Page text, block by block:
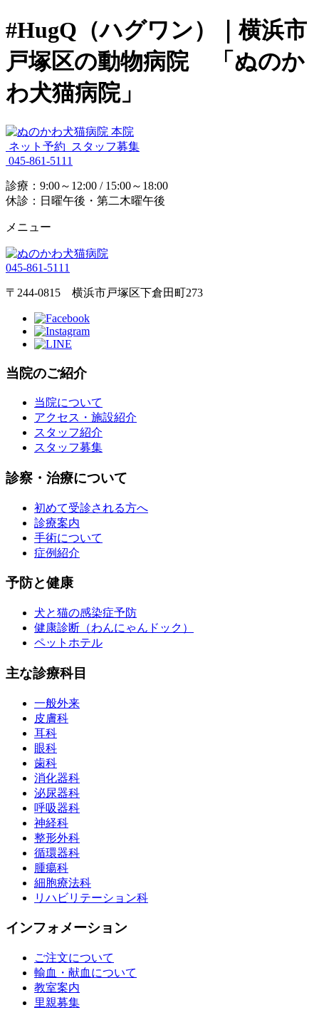
#HugQ（ハグワン）｜横浜市
戸塚区の動物病院 「ぬのか
わ犬猫病院」
ネット予約
スタッフ募集
045-861-5111
診療：9:00～12:00 / 15:00～18:00
休診：日曜午後・第二木曜午後
メニュー
045-861-5111
〒244-0815 横浜市戸塚区下倉田町273
当院のご紹介
当院について
アクセス・施設紹介
スタッフ紹介
スタッフ募集
診察・治療について
初めて受診される方へ
診療案内
手術について
症例紹介
予防と健康
犬と猫の感染症予防
健康診断（わんにゃんドック）
ペットホテル
主な診療科目
一般外来
皮膚科
耳科
眼科
歯科
消化器科
泌尿器科
呼吸器科
神経科
整形外科
循環器科
腫瘍科
細胞療法科
リハビリテーション科
インフォメーション
ご注文について
輸血・献血について
教室案内
里親募集